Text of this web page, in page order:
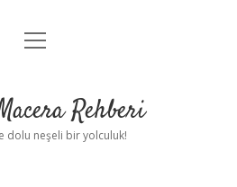
Anasayfa
Yasal Uyarı
menüyü
Rehberi
dolu neşeli bir yolculuk!